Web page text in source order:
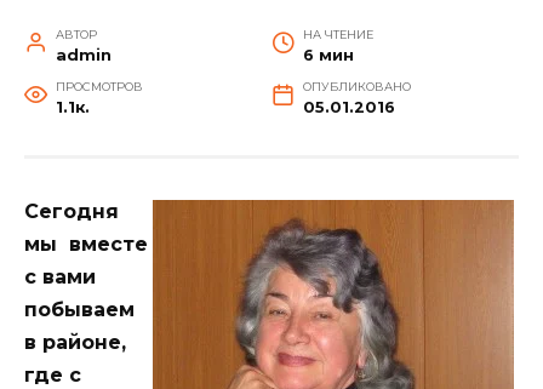
АВТОР
admin
НА ЧТЕНИЕ
6 мин
ПРОСМОТРОВ
1.1к.
ОПУБЛИКОВАНО
05.01.2016
Сегодня
мы вместе
с вами
побываем
в районе,
где с